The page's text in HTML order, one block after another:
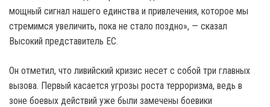
мощный сигнал нашего единства и привлечения, которое мы
стремимся увеличить, пока не стало поздно», — сказал
Высокий представитель ЕС.
Он отметил, что ливийский кризис несет с собой три главных
вызова. Первый касается угрозы роста терроризма, ведь в
зоне боевых действий уже были замечены боевики